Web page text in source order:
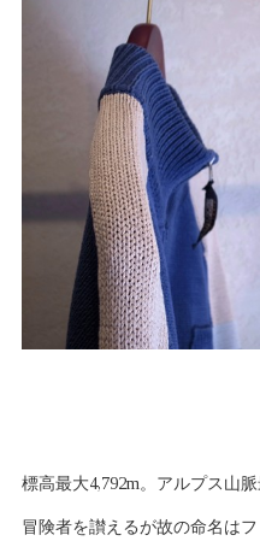
標高最大4,792m。アルプス山
冒険者を讃えるが故の命名は